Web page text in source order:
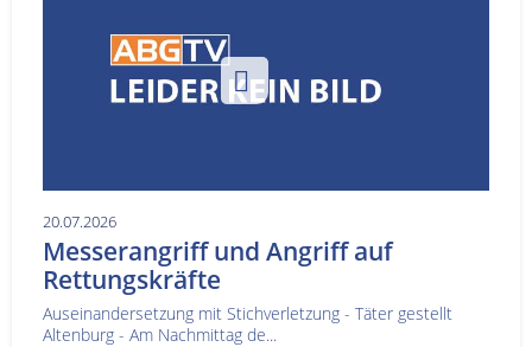
20.07.2026
Messerangriff und Angriff auf
Rettungskräfte
Auseinandersetzung mit Stichverletzung - Täter gestellt
Altenburg - Am Nachmittag de...